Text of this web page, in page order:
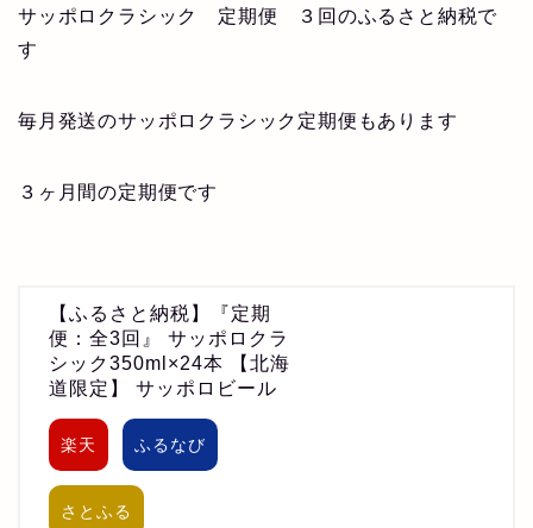
サッポロクラシック 定期便 ３回のふるさと納税で
す
毎月発送のサッポロクラシック定期便もあります
３ヶ月間の定期便です
【ふるさと納税】『定期
便：全3回』 サッポロクラ
シック350ml×24本 【北海
道限定】 サッポロビール
楽天 ふるなび
さとふる